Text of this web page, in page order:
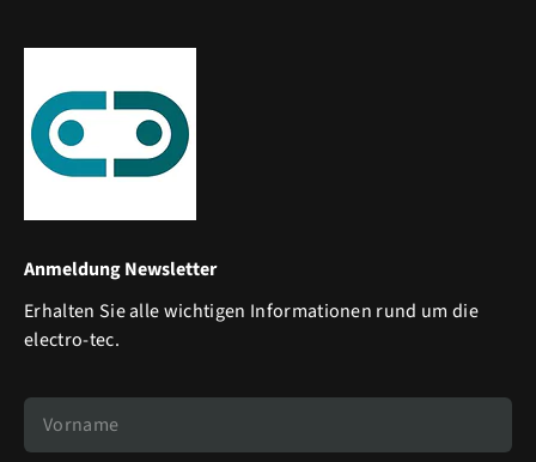
Anmeldung Newsletter
Erhalten Sie alle wichtigen Informationen rund um die
electro-tec.